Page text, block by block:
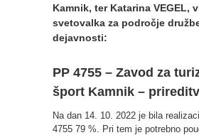
Kamnik, ter Katarina VEGEL,
svetovalka za področje
dejavnosti:
PP 4755 – Zavod za
šport Kamnik –
Na dan 14. 10. 2022 je bila
4755 79 %. Pri tem je potrebno